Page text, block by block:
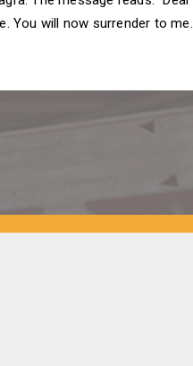
You will now surrender to me.